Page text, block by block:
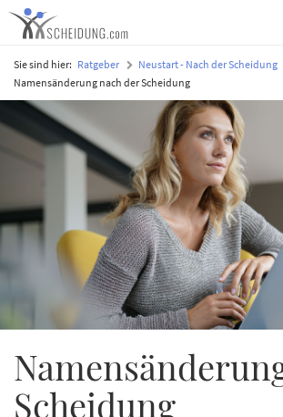
Sie sind hier: Ratgeber
Neustart - Nach der Scheidung
Namensänderung nach der Scheidung
Scheidung